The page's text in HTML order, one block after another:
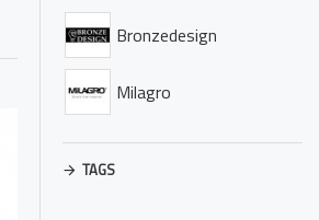
Bronzedesign
Milagro
TAGS